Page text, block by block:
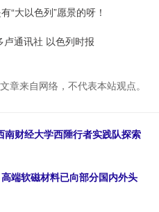
“大以色列”愿景的呀！
通讯社 以色列时报
章来自网络，不代表本站观点。
财经大学西陲行者实践队探索
端软磁材料已向部分国内外头